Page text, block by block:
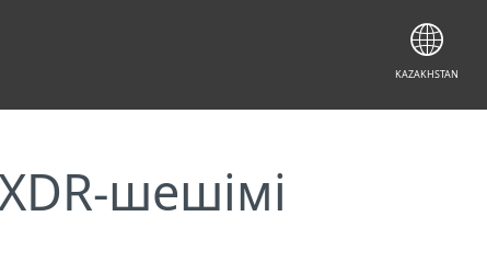
шешімі
KAZAKHSTAN